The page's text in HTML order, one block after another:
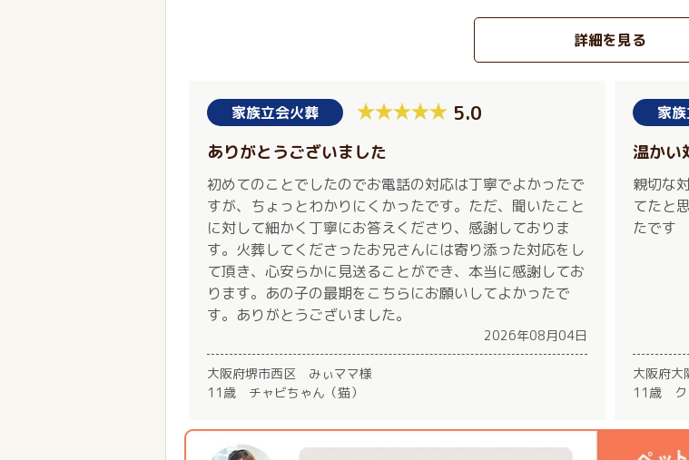
詳細を見る
家族立会火葬 5.0
ありがとうございました
初めてのことでしたのでお電話の対応は丁寧でよかったで
すが、ちょっとわかりにくかったです。ただ、聞いたこと
に対して細かく丁寧にお答えくださり、感謝しておりま
す。火葬してくださったお兄さんには寄り添った対応をし
て頂き、心安らかに見送ることができ、本当に感謝してお
ります。あの子の最期をこちらにお願いしてよかったで
す。ありがとうございました。
2026年08月04日
大阪府堺市西区 みぃママ様
11歳 チャビちゃん（猫）
家
温かい
親切な
てたと
たです
大阪府
11歳 ク